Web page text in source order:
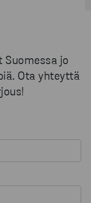
Suomessa jo
Ota yhteyttä